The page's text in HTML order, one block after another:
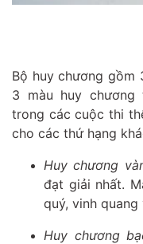
Bộ huy chương gồm
3 màu huy chương
trong các cuộc thi
cho các thứ hạng
Huy chương
đạt giải nhất.
quý, vinh
Huy chương